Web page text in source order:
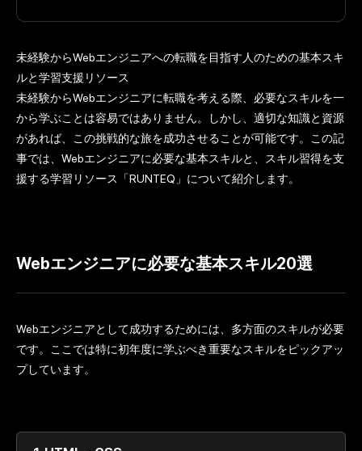
未経験からWebエンジニアへの転職を目指す人のための基本スキ
ルと学習支援リソース
未経験からWebエンジニアに転職を考える際、必要なスキルを一
から学ぶことは容易ではありません。しかし、適切な知識と資源
があれば、この挑戦的な旅を成功させることが可能です。この記
事では、Webエンジニアに必要な基本スキルと、スキル習得を支
援する学習リソース「RUNTEQ」について紹介します。
Webエンジニアに必要な基本スキル20選
Webエンジニアとして成功するためには、多方面のスキルが必要
です。ここでは特に初年度に学ぶべき重要なスキルをピックアッ
プしています。